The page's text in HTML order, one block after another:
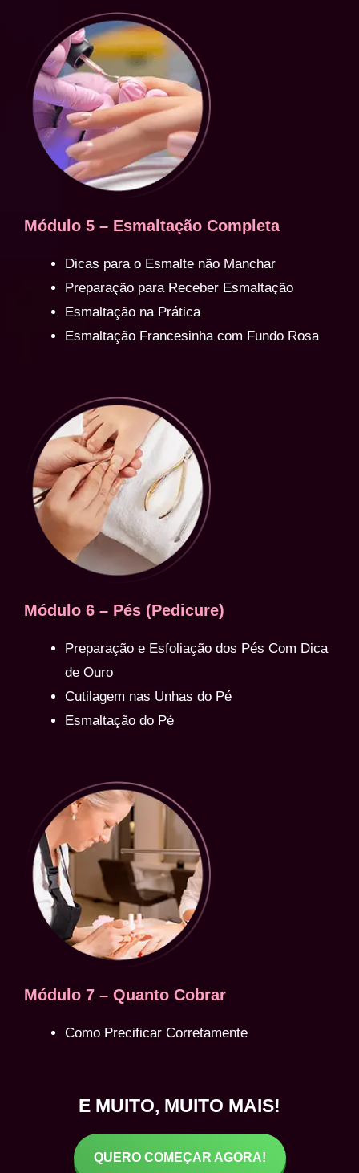
Módulo 5 – Esmaltação Completa
Dicas para o Esmalte não Manchar
Preparação para Receber Esmaltação
Esmaltação na Prática
Esmaltação Francesinha com Fundo Rosa
Módulo 6 – Pés (Pedicure)
Preparação e Esfoliação dos Pés Com Dica
de Ouro
Cutilagem nas Unhas do Pé
Esmaltação do Pé
Módulo 7 – Quanto Cobrar
Como Precificar Corretamente
E MUITO, MUITO MAIS!
QUERO COMEÇAR AGORA!